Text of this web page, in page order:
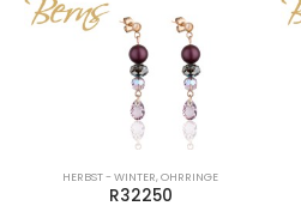
HERBST - WINTER,OHRRINGE
R32250